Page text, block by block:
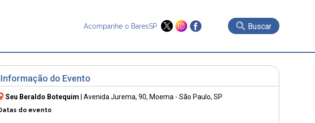
Acompanhe o BaresSP Buscar
Informação do Evento
Seu Beraldo Botequim Avenida Jurema, 90, Moema - São Paulo, SP
do evento